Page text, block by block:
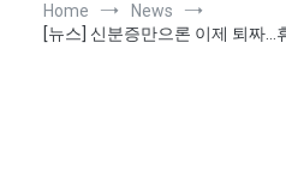
Home
News
[뉴스] 신분증만으론 이제 퇴짜…